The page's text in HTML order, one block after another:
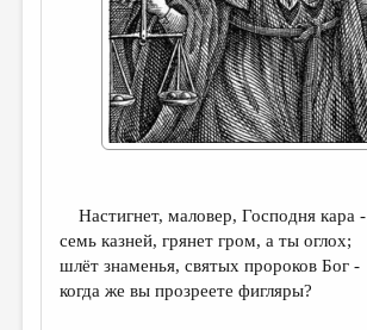
КОНКУРСЫ
ДЕТСКАЯ КОМНАТА
КНИЖНАЯ ПОЛКА
ОБЗОР ЛИТЕРАТУРЫ
ОБЪЯВЛЕНИЯ
Настигнет, маловер, Господня кара -
семь казней, грянет гром, а ты оглох;
шлёт знаменья, святых пророков Бог -
когда же вы прозреете фигляры?